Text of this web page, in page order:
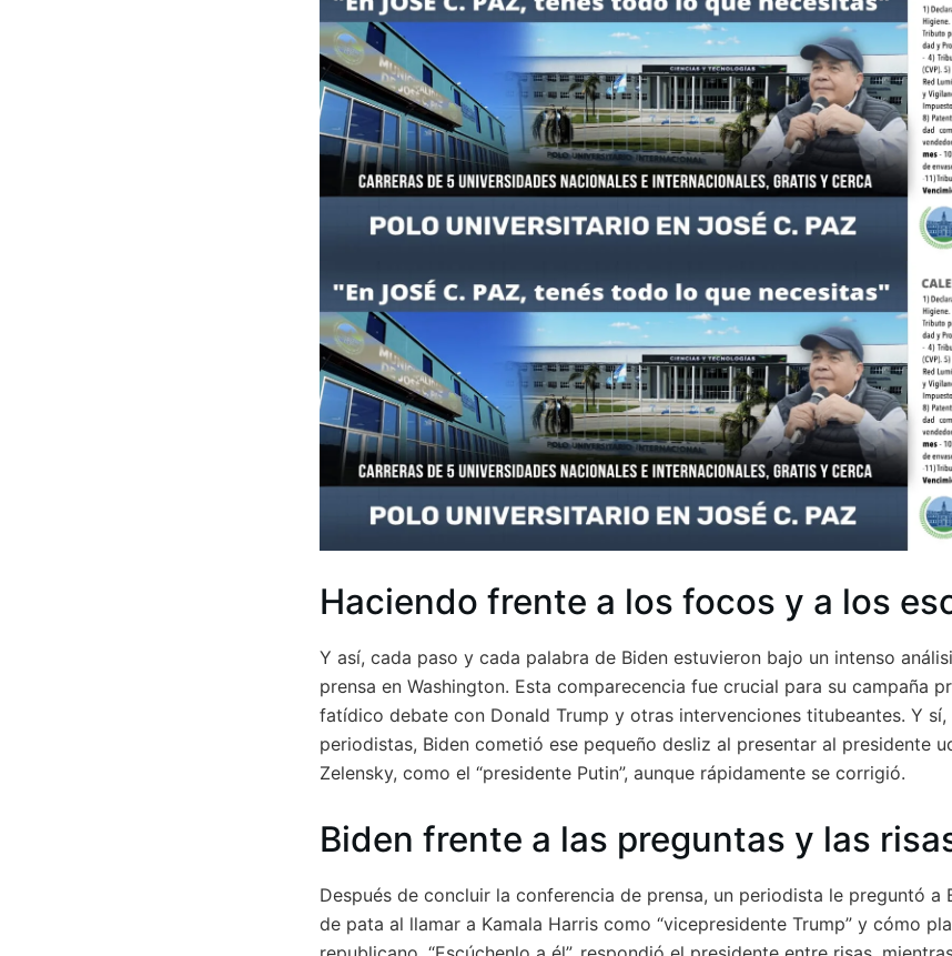
Haciendo frente a los focos y a los
Y así, cada paso y cada palabra de Biden estuvieron bajo un intenso
prensa en Washington. Esta comparecencia fue crucial para su campaña
fatídico debate con Donald Trump y otras intervenciones titubeantes. Y
periodistas, Biden cometió ese pequeño desliz al presentar al presidente
Zelensky, como el “presidente Putin”, aunque rápidamente se corrigió.
Biden frente a las preguntas y las
Después de concluir la conferencia de prensa, un periodista le preguntó a
de pata al llamar a Kamala Harris como “vicepresidente Trump” y cómo